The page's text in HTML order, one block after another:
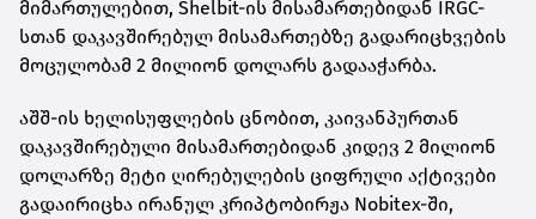
მიმართულებით, Shelbit-ის მისამართებიდან IRGC-
სთან დაკავშირებულ მისამართებზე გადარიცხვების
მოცულობამ 2 მილიონ დოლარს გადააჭარბა.
აშშ-ის ხელისუფლების ცნობით, კაივანპურთან
დაკავშირებული მისამართებიდან კიდევ 2 მილიონ
დოლარზე მეტი ღირებულების ციფრული აქტივები
გადაირიცხა ირანულ კრიპტობირჟა Nobitex-ში,